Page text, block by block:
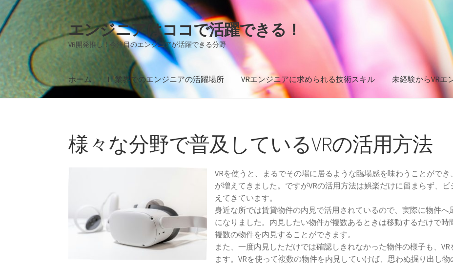
ナ
ビ
ゲ
ー
シ
ョ
ン
キ
ッ
コ
ン
テ
ン
ツ
へ
ス
プ
エンジニアはココで活躍できる！
VR開発推し！今注目のエンジニアが活躍できる分野
ホーム IT業界でのエンジニアの活躍場所 VRエンジニアに求められる技術スキル 未経験からVRエ
様々な分野で普及しているVRの活用方法
VRを使うと、まるでその場に居るような臨場感を味わうことがで
が増えてきました。ですがVRの活用方法は娯楽だけに留まらず、
えてきています。
身近な所では賃貸物件の内見で活用されているので、実際に物件へ
になりました。内見したい物件が複数あるときは移動するだけで時
複数の物件を内見することができます。
また、一度内見しただけでは確認しきれなかった物件の様子も、
ます。VRを使って複数の物件を内見していけば、思わぬ掘り出し